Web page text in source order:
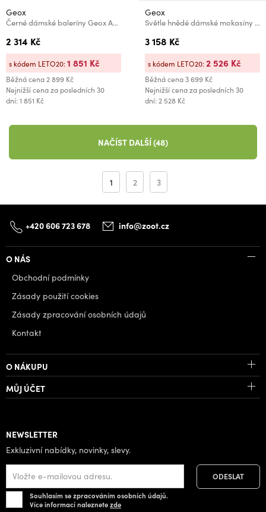
Geox
Černé dámské baleríny Geox Annytah
2 314 Kč
Běžná cena2 899 Kč
Nejnižší cena za posledních 30
dní: 1 851 Kč
s kódem LETO20:1 851 Kč
Geox
Světle hnědé dámské mokasíny Geox Walk Pleasure
3 158 Kč
Běžná cena3 699 Kč
Nejnižší cena za posledních 30
dní: 2 528 Kč
s kódem LETO20:2 526 Kč
NAČÍST DALŠÍ (48)
1 2 3
+420 606 723 678 info@zoot.cz
O NÁS
Obchodní podmínky
Zásady použití cookies
Zásady zpracování osobních údajů
Kontakt
O NÁKUPU
MŮJ ÚČET
NEWSLETTER
Exkluzivní nabídky, novinky, slevy.
Souhlasím se zpracováním osobních údajů.
Více informací naleznetezde